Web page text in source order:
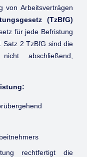
von Arbeitsverträgen
(TzBfG)
für jede Befristung
Satz 2 TzBfG sind die
abschließend,
rechtfertigt die